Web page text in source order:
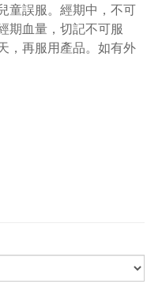
童誤服。經期中，不可
期血量，切記不可服
，再服用產品。如有外